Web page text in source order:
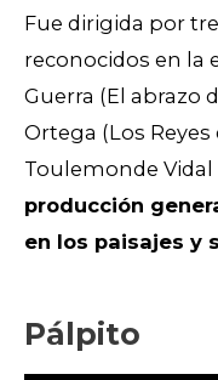
Fue dirigida por
reconocidos en la
Guerra (El abrazo
Ortega (Los
Toulemonde Vidal
producción
en los paisajes y
Pálpito